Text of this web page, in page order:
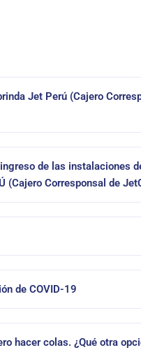
Jet Perú (Cajero
de las instalaciones
(Cajero Corresponsal de
de COVID-19
hacer colas. ¿Qué otra